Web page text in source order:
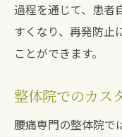
過程を通じて、患者
すくなり、再発防止
ことができます。
整体院でのカス
腰痛専門の整体院で